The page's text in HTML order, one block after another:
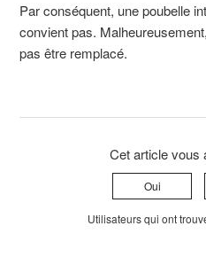
Par conséquent, une poubelle
convient pas.
pas être remplacé.
Cet article vous
Oui
Utilisateurs qui ont